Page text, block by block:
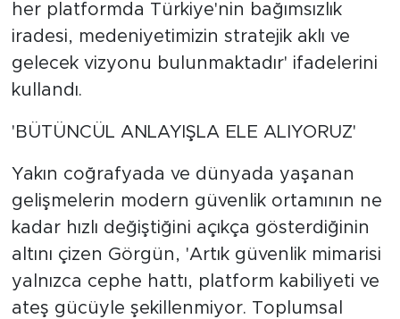
her platformda Türkiye'nin bağımsızlık
iradesi, medeniyetimizin stratejik aklı ve
gelecek vizyonu bulunmaktadır' ifadelerini
kullandı.
'BÜTÜNCÜL ANLAYIŞLA ELE ALIYORUZ'
Yakın coğrafyada ve dünyada yaşanan
gelişmelerin modern güvenlik ortamının ne
kadar hızlı değiştiğini açıkça gösterdiğinin
altını çizen Görgün, 'Artık güvenlik mimarisi
yalnızca cephe hattı, platform kabiliyeti ve
ateş gücüyle şekillenmiyor. Toplumsal